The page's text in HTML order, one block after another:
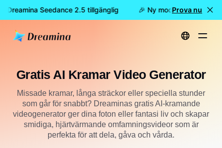
Dreamina Seedance 2.5 tillgänglig 🎉 Ny modell är här: nu
Prova nu
Hem Skapa Gratis AI Kramar Video Generator
Gratis AI Kramar Video Generator
Missade kramar, långa sträckor eller speciella stunder
som går för snabbt? Dreaminas gratis AI-kramande
videogenerator ger dina foton eller fantasi liv och skapar
smidiga, hjärtvärmande omfamningsvideor som är
perfekta för att dela, gåva och vårda.